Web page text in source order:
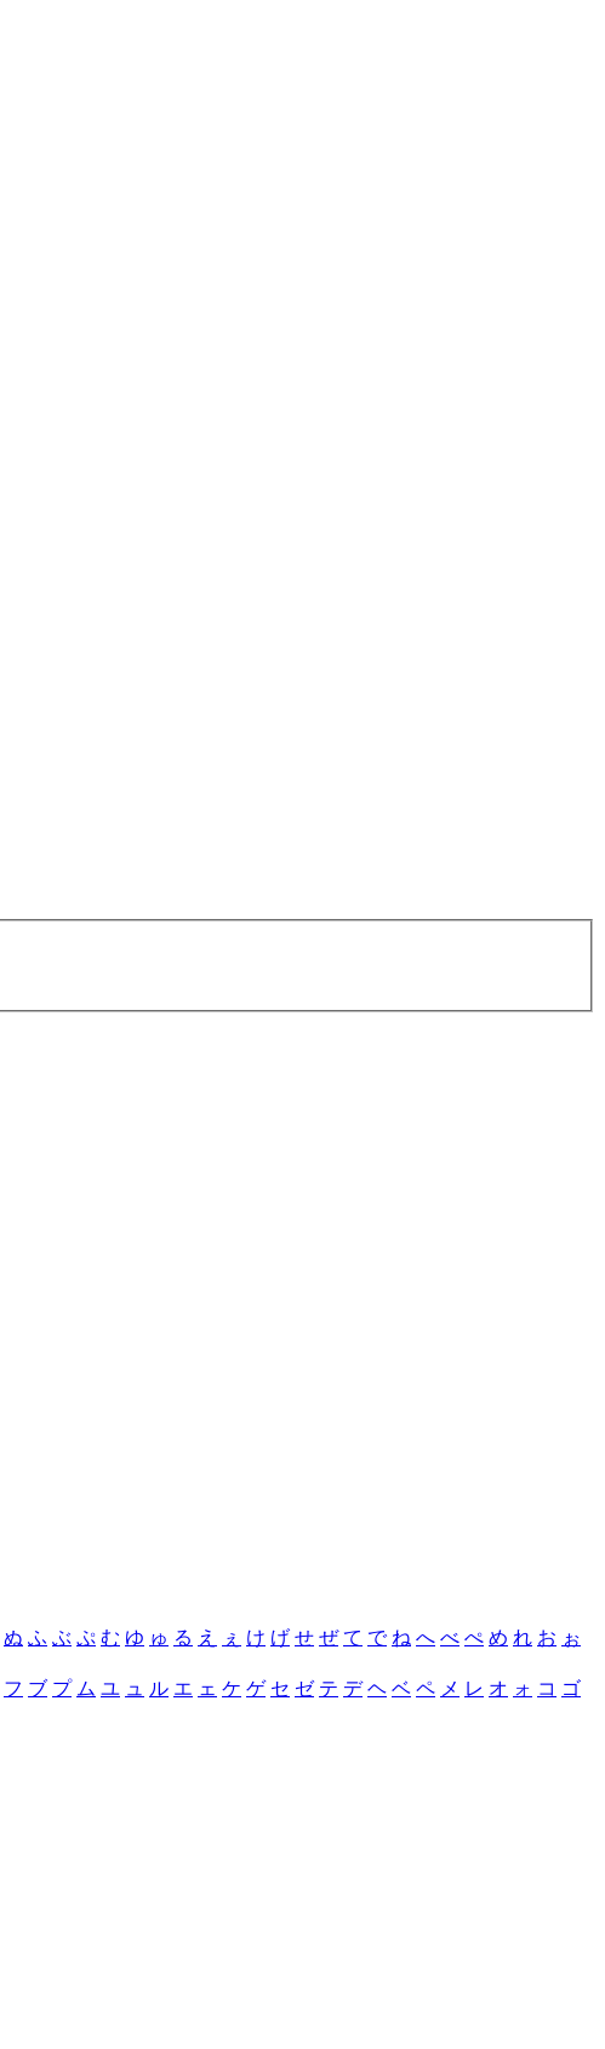
ぬ ふ ぶ ぷ む ゆ ゅ る え ぇ け げ せ ぜ て で ね へ べ ぺ め れ お ぉ
フ ブ プ ム ユ ュ ル エ ェ ケ ゲ セ ゼ テ デ ヘ ベ ペ メ レ オ ォ コ ゴ